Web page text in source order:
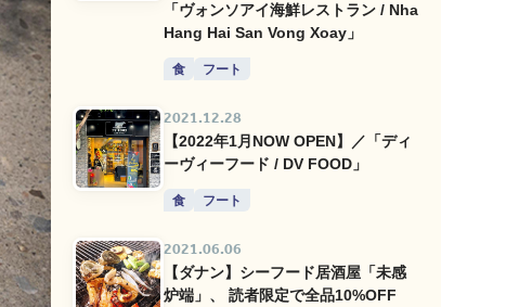
「ヴォンソアイ海鮮レストラン / Nha
Hang Hai San Vong Xoay」
食 フート
2021.12.28
【2022年1月NOW OPEN】／「ディ
ーヴィーフード / DV FOOD」
食 フート
2021.06.06
【ダナン】シーフード居酒屋「未感
炉端」、 読者限定で全品10%OFF